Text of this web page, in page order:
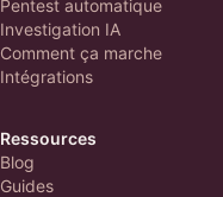
Pentest automatique
Investigation IA
Comment ça marche
Intégrations
Ressources
Blog
Guides